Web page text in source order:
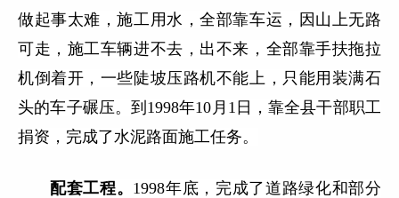
做起事太难，施工用水，全部靠车运，因山上无路
可走，施工车辆进不去，出不来，全部靠手扶拖拉
机倒着开，一些陡坡压路机不能上，只能用装满石
头的车子碾压。到1998年10月1日，靠全县干部职工
捐资，完成了水泥路面施工任务。
配套工程。 1998年底，完成了道路绿化和部分